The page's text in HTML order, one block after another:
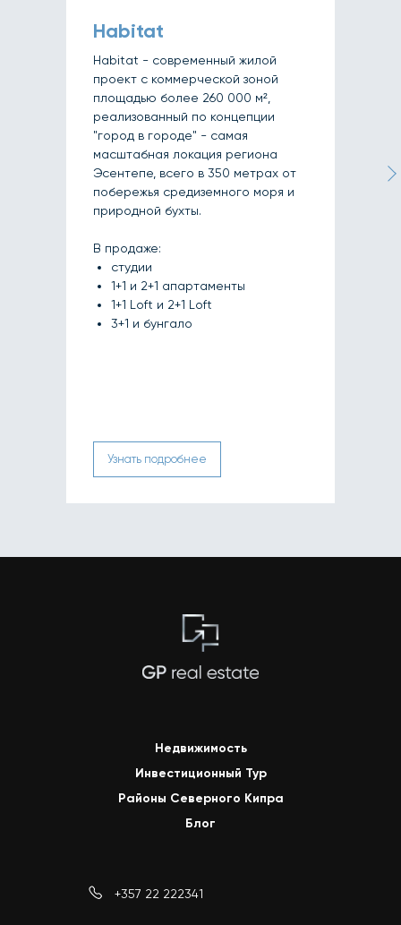
Habitat
Habitat - современный жилой
проект с коммерческой зоной
площадью более 260 000 м²,
реализованный по концепции
"город в городе" - самая
масштабная локация региона
Эсентепе, всего в 350 метрах от
побережья средиземного моря и
природной бухты.
В продаже:
студии
1+1 и 2+1 апартаменты
1+1 Loft и 2+1 Loft
3+1 и бунгало
Узнать подробнее
Недвижимость
Инвестиционный Тур
Районы Северного Кипра
Блог
+357 22 222341